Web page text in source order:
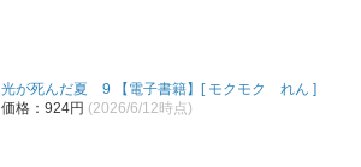
光が死んだ夏 9 【電子書籍】[ モクモク れん ]
価格：924円 (2026/6/12時点)